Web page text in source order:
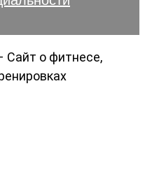
Сайт о фитнесе,